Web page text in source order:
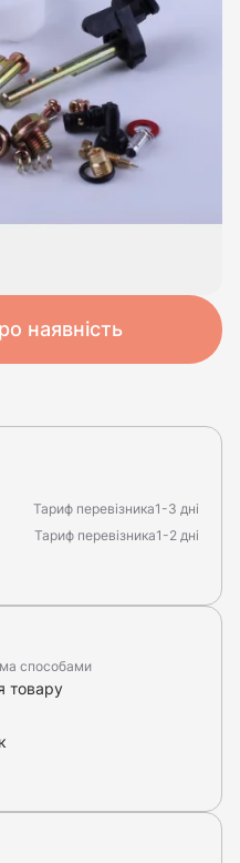
наявність
Тариф перевізника1-3 дні
Тариф перевізника1-2 дні
способами
товару